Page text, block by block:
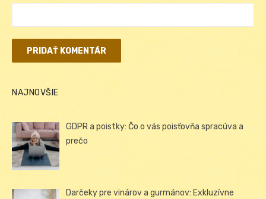
NAJNOVŠIE
GDPR a poistky: Čo o vás poisťovňa spracúva a
prečo
Darčeky pre vinárov a gurmánov: Exkluzívne